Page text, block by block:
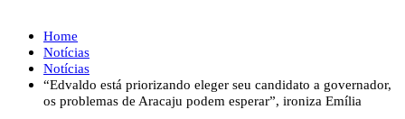
Home
Notícias
Notícias
“Edvaldo está priorizando eleger seu candidato a governador,
os problemas de Aracaju podem esperar”, ironiza Emília